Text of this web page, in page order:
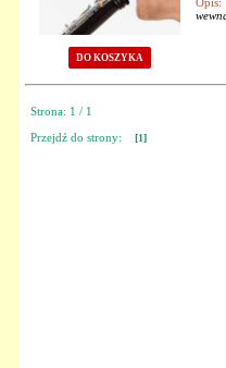
DO KOSZYKA
Opis:
Strona: 1 / 1
Przejdź do strony:
[1]